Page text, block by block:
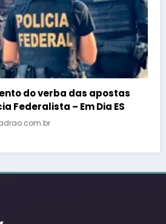
Alckmin porquê
presidente na fórmula com